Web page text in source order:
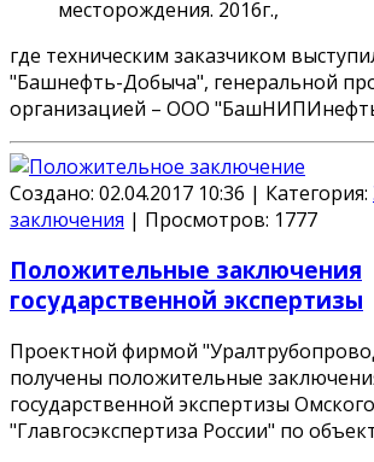
месторождения. 2016г.,
где техническим заказчиком
"Башнефть-Добыча", генеральной
организацией – ООО
Создано: 02.04.2017 10:36 | Категория:
заключения | Просмотров: 1777
Положительные заключения
государственной экспертизы
Проектной фирмой
получены положительные
государственной экспертизы
"Главгосэкспертиза России" по